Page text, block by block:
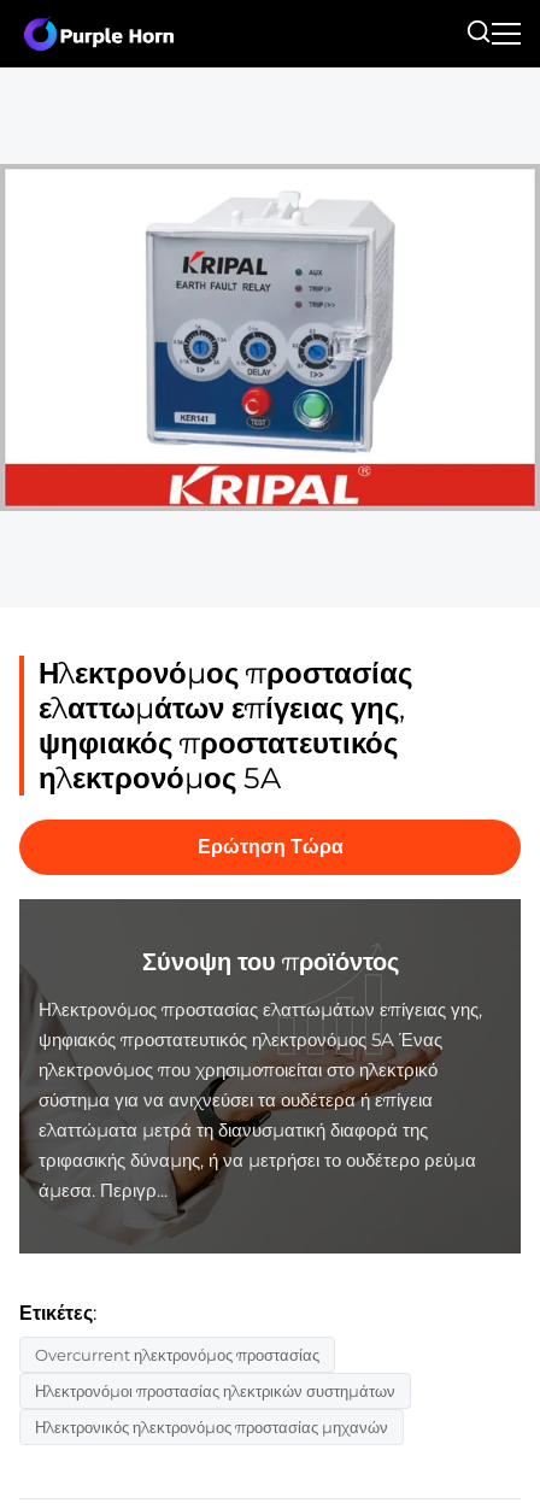
Ηλεκτρονόμος προστασίας
ελαττωμάτων επίγειας γης,
ψηφιακός προστατευτικός
ηλεκτρονόμος 5A
Ερώτηση Τώρα
Σύνοψη του προϊόντος
Ηλεκτρονόμος προστασίας ελαττωμάτων επίγειας γης,
ψηφιακός προστατευτικός ηλεκτρονόμος 5A Ένας
ηλεκτρονόμος που χρησιμοποιείται στο ηλεκτρικό
σύστημα για να ανιχνεύσει τα ουδέτερα ή επίγεια
ελαττώματα μετρά τη διανυσματική διαφορά της
τριφασικής δύναμης, ή να μετρήσει το ουδέτερο ρεύμα
άμεσα. Περιγρ...
Ετικέτες:
Overcurrent ηλεκτρονόμος προστασίας
Ηλεκτρονόμοι προστασίας ηλεκτρικών συστημάτων
Ηλεκτρονικός ηλεκτρονόμος προστασίας μηχανών